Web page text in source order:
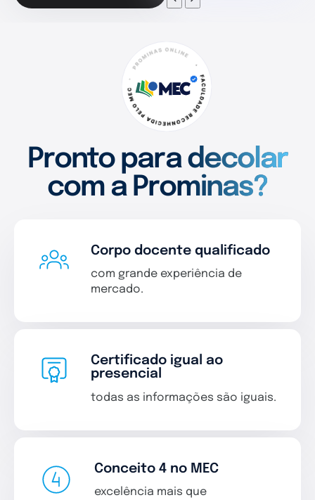
Pronto para decolar
com a Prominas?
Corpo docente qualificado
com grande experiência de
mercado.
Certificado igual ao
presencial
todas as informações são iguais.
Conceito 4 no MEC
excelência mais que